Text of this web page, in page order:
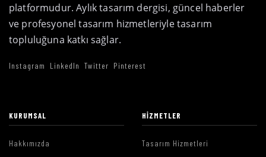
platformudur. Aylık tasarım dergisi, güncel haberler
ve profesyonel tasarım hizmetleriyle tasarım
topluluğuna katkı sağlar.
Instagram LinkedIn Twitter Pinterest
KURUMSAL
Hakkımızda
HIZMETLER
Tasarım Hizmetleri